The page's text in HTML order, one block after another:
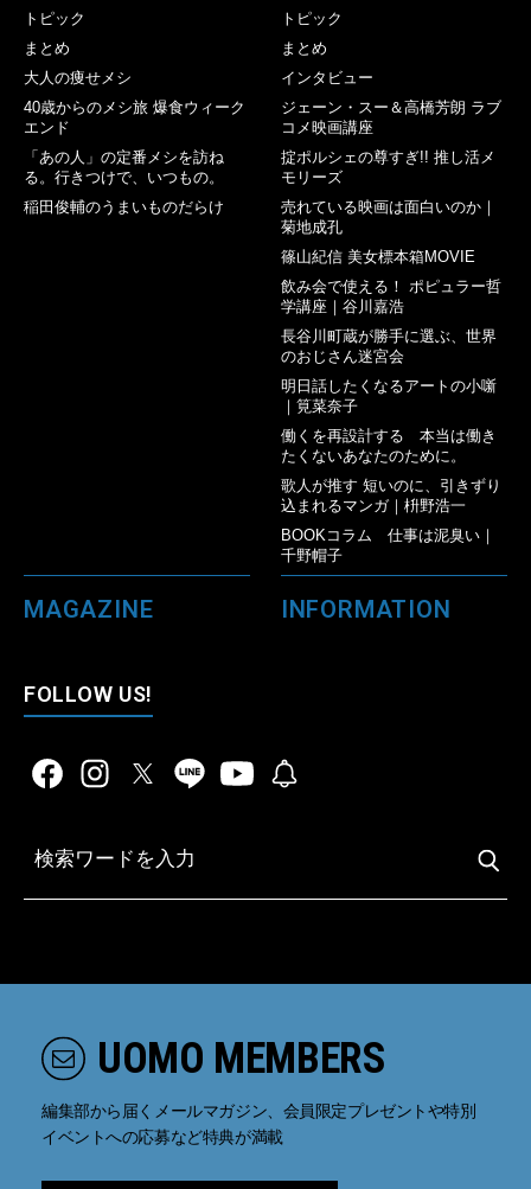
トピック
まとめ
大人の痩せメシ
40歳からのメシ旅 爆食ウィーク
エンド
「あの人」の定番メシを訪ね
る。行きつけで、いつもの。
稲田俊輔のうまいものだらけ
トピック
まとめ
インタビュー
ジェーン・スー＆高橋芳朗 ラブ
コメ映画講座
掟ポルシェの尊すぎ!! 推し活メ
モリーズ
売れている映画は面白いのか｜
菊地成孔
篠山紀信 美女標本箱MOVIE
飲み会で使える！ ポピュラー哲
学講座｜谷川嘉浩
長谷川町蔵が勝手に選ぶ、世界
のおじさん迷宮会
明日話したくなるアートの小噺
｜筧菜奈子
働くを再設計する 本当は働き
たくないあなたのために。
歌人が推す 短いのに、引きずり
込まれるマンガ｜枡野浩一
BOOKコラム 仕事は泥臭い｜
千野帽子
MAGAZINE INFORMATION
FOLLOW US!
UOMO MEMBERS
編集部から届くメールマガジン、会員限定プレゼントや特別
イベントへの応募など特典が満載